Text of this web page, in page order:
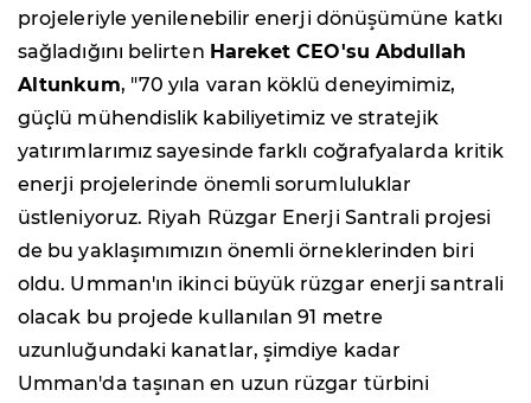
projeleriyle yenilenebilir enerji dönüşümüne katkı
sağladığını belirten Hareket CEO'su Abdullah
Altunkum, "70 yıla varan köklü deneyimimiz,
güçlü mühendislik kabiliyetimiz ve stratejik
yatırımlarımız sayesinde farklı coğrafyalarda kritik
enerji projelerinde önemli sorumluluklar
üstleniyoruz. Riyah Rüzgar Enerji Santrali projesi
de bu yaklaşımımızın önemli örneklerinden biri
oldu. Umman'ın ikinci büyük rüzgar enerji santrali
olacak bu projede kullanılan 91 metre
uzunluğundaki kanatlar, şimdiye kadar
Umman'da taşınan en uzun rüzgar türbini